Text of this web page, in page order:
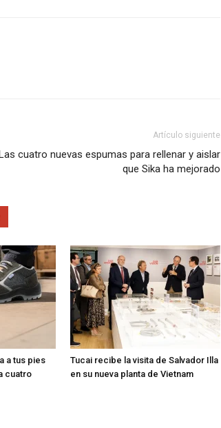
Artículo siguiente
cuatro nuevas espumas para rellenar y aislar
que Sika ha mejorado
a tus pies
cuatro
Tucai recibe la visita de Salvador Illa
en su nueva planta de Vietnam